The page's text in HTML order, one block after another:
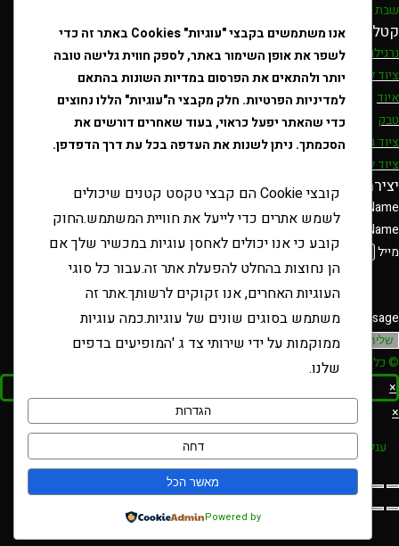
שבת 19:00-21:00
קטלוג
נרגילות
ציוד לנרגילות
איוד
טבק
ציוד גלגול
ציוד למעשן
יצירת קשר
Name
Name
מייל
Message
שליחה
© כל הזכויות שמורות טבק אור/ קידום ובניית האתר RAVENMEDIA.CO.IL
אנו משתמשים בקבצי "עוגיות" Cookies באתר זה כדי
לשפר את אופן השימור באתר, לספק חווית גלישה טובה
יותר ולהתאים את הפרסום במדיות השונות בהתאם
למדיניות הפרטיות. חלק מקבצי ה"עוגיות" הללו נחוצים
כדי שהאתר יפעל כראוי, בעוד שאחרים דורשים את
הסכמתך. ניתן לשנות את העדפה בכל עת דרך הדפדפן.
קובצי Cookie הם קבצי טקסט קטנים שיכולים
לשמש אתרים כדי לייעל את חוויית המשתמש.החוק
קובע כי אנו יכולים לאחסן עוגיות במכשיר שלך אם
הן נחוצות בהחלט להפעלת אתר זה.עבור כל סוגי
העוגיות האחרים, אנו זקוקים לרשותך.אתר זה
משתמש בסוגים שונים של עוגיות.כמה עוגיות
ממוקמות על ידי שירותי צד ג 'המופיעים בדפים
שלנו.
הגדרות
דחה
מאשר הכל
Powered by
×
×
עגלת קניות